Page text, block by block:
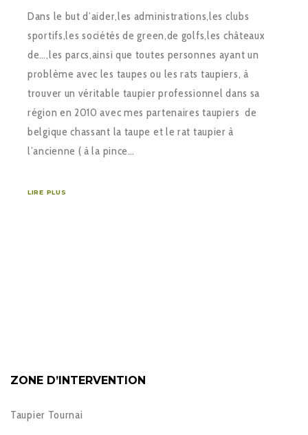
Dans le but d’aider,les administrations,les clubs
sportifs,les sociétés de green,de golfs,les châteaux
de…,les parcs,ainsi que toutes personnes ayant un
problème avec les taupes ou les rats taupiers, à
trouver un véritable taupier professionnel dans sa
région en 2010 avec mes partenaires taupiers de
belgique chassant la taupe et le rat taupier à
l’ancienne ( à la pince…
LIRE PLUS
ZONE D’INTERVENTION
Taupier Tournai